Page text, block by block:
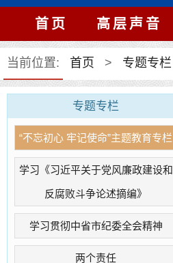
首页 高层声音
当前位置: 首页 > 专题专栏
专题专栏
“不忘初心 牢记使命”主题教育专栏
学习《习近平关于党风廉政建设和
反腐败斗争论述摘编》
学习贯彻中省市纪委全会精神
两个责任